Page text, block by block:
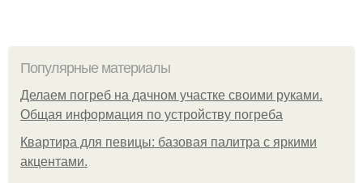
Популярные материалы
Делаем погреб на дачном участке своими руками.
Общая информация по устройству погреба
Квартира для певицы: базовая палитра с яркими
акцентами.